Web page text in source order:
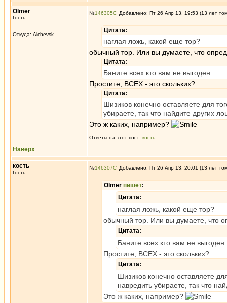
Olmer
Гость
Откуда: Alchevsk
№146305 Добавлено: Пт 26 Апр 13, 19:53 (13 лет
Цитата:
наглая ложь, какой еще тор?
обычный тор. Или вы думаете, что
Цитата:
Баните всех кто вам не выгоден.
Простите, ВСЕХ - это скольких?
Цитата:
Шизиков конечно оставляете для
убираете, так что найдите других
Это ж каких, например?
Ответы на этот пост: кость
Наверх
кость
Гость
№146307 Добавлено: Пт 26 Апр 13, 20:01 (13 лет
Olmer пишет:
Цитата:
наглая ложь, какой еще тор?
обычный тор. Или вы думаете, что
Цитата:
Баните всех кто вам не выгоден.
Простите, ВСЕХ - это скольких?
Цитата:
Шизиков конечно оставляете
навредить убираете, так что
Это ж каких, например?